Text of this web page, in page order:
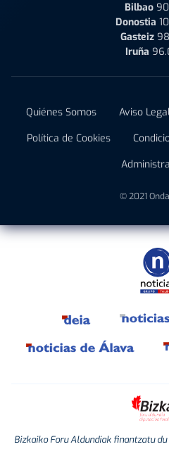
Bilbao
Donostia
Gasteiz
Iruña
Quiénes Somos Aviso
Política de Cookies
© 2021
Bizkaiko Foru Aldundiak finantzatu